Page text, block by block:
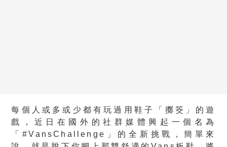
每個人或多或少都有玩過用鞋子「擲筊」的遊
戲，近日在國外的社群媒體興起一個名為
「#VansChallenge」的全新挑戰，簡單來